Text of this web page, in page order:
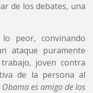
de los debates, una
peor, convinando
ataque puramente
joven contra
de la persona al
Obama es amigo de los